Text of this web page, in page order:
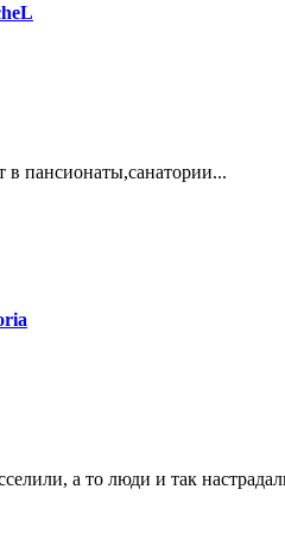
в пансионаты,санатории...
а то люди и так